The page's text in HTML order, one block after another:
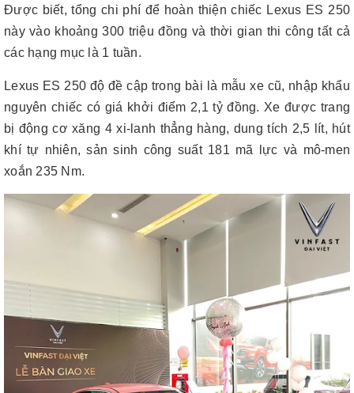
Được biết, tổng chi phí để hoàn thiện chiếc Lexus ES 250
này vào khoảng 300 triệu đồng và thời gian thi công tất cả
các hạng mục là 1 tuần.
Lexus ES 250 độ đề cập trong bài là mẫu xe cũ, nhập khẩu
nguyên chiếc có giá khởi điểm 2,1 tỷ đồng. Xe được trang
bị động cơ xăng 4 xi-lanh thẳng hàng, dung tích 2,5 lít, hút
khí tự nhiên, sản sinh công suất 181 mã lực và mô-men
xoắn 235 Nm.